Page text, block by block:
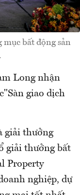
bất động sản
Long nhận
giao dịch
giải thưởng
giải thưởng bất
Property
nghiệp, dự